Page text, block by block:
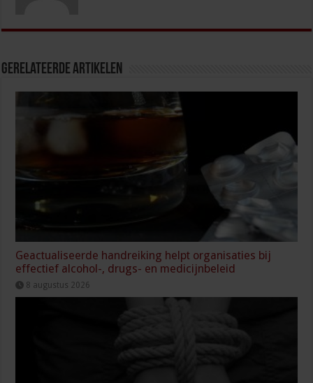
Gerelateerde Artikelen
Geactualiseerde handreiking helpt organisaties bij
effectief alcohol-, drugs- en medicijnbeleid
8 augustus 2026